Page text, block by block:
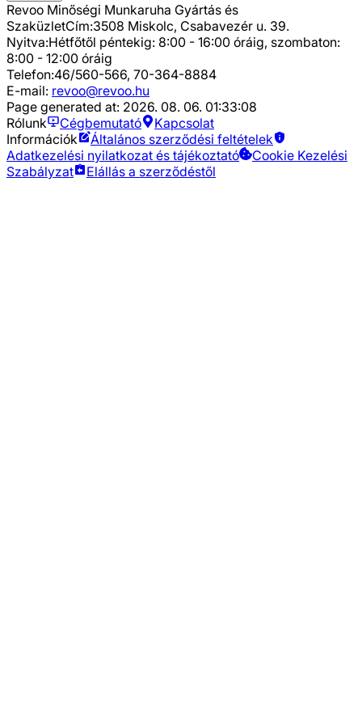
Revoo Minőségi Munkaruha Gyártás és
SzaküzletCím:3508 Miskolc, Csabavezér u. 39.
Nyitva:Hétfőtől péntekig: 8:00 - 16:00 óráig, szombaton:
8:00 - 12:00 óráig
Telefon:46/560-566, 70-364-8884
E-mail: revoo@revoo.hu
Page generated at: 2026. 08. 06. 01:33:08
Rólunk
Cégbemutató
Kapcsolat
Információk
Általános szerződési feltételek
Adatkezelési nyilatkozat és tájékoztató
Cookie Kezelési
Szabályzat
Elállás a szerződéstől